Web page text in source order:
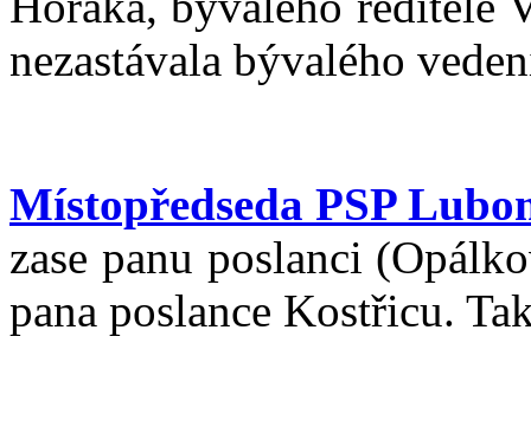
nezastávala bývalého
Místopředseda PSP
zase panu poslanci
pana poslance Kostřicu.